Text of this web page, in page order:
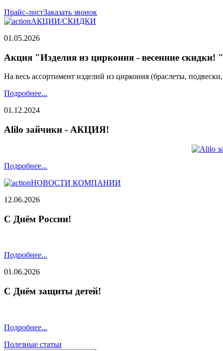
Прайс-листЗаказать звонок
АКЦИИ/СКИДКИ
01.05.2026
Акция "Изделия из циркония - весенние скидки! "
На весь ассортимент изделий из циркония (браслеты,
Подробнее...
01.12.2024
Alilo зайчики - АКЦИЯ!
Подробнее...
НОВОСТИ КОМПАНИИ
12.06.2026
С Днём России!
Подробнее...
01.06.2026
С Днём защиты детей!
Подробнее...
Полезные статьи